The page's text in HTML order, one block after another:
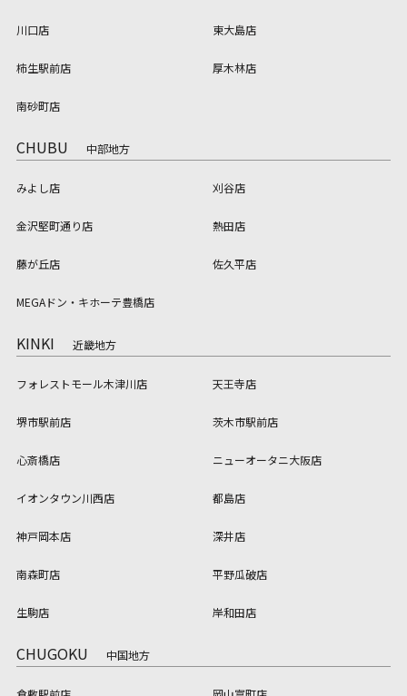
川口店 東大島店
柿生駅前店 厚木林店
南砂町店
CHUBU 中部地方
みよし店 刈谷店
金沢堅町通り店 熱田店
藤が丘店 佐久平店
MEGAドン・キホーテ豊橋店
KINKI 近畿地方
フォレストモール木津川店 天王寺店
堺市駅前店 茨木市駅前店
心斎橋店 ニューオータニ大阪店
イオンタウン川西店 都島店
神戸岡本店 深井店
南森町店 平野瓜破店
生駒店 岸和田店
CHUGOKU 中国地方